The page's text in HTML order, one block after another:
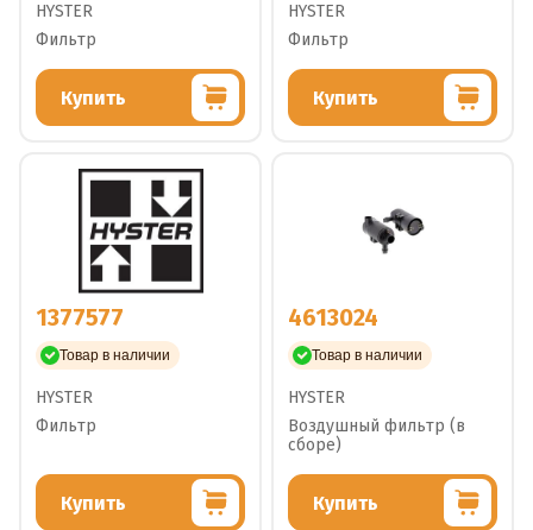
HYSTER
Фильтр
Купить
HYSTER
Фильтр
Купить
1377577
Товар в наличии
HYSTER
Фильтр
Купить
4613024
Товар в наличии
HYSTER
Воздушный фильтр (в
сборе)
Купить